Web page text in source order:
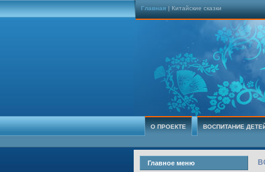
Главная | Китайские сказки
О ПРОЕКТЕ ВОСПИТАНИЕ
Главное меню